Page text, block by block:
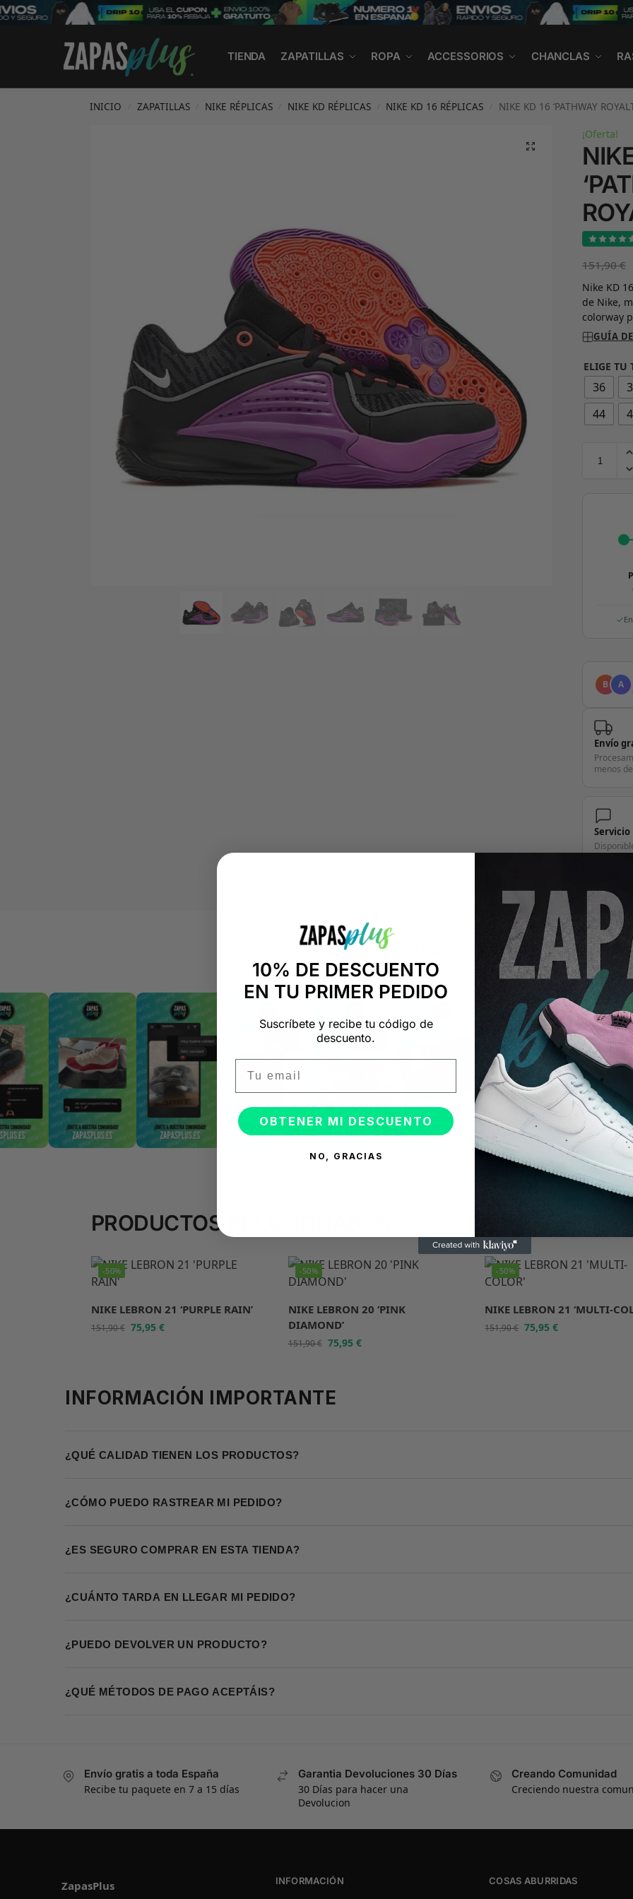
TIENDA ZAPATILLAS ROPA ACCESSORIOS CHANCLAS
Search
INICIO ZAPATILLAS NIKE RÉPLICAS NIKE KD RÉPLICAS NIKE KD 16 RÉPLICAS NIKE KD 16 ‘PATHWAY
¡Oferta!
151,90€
Nike KD
de Nike,
colorway
GUÍA
ELIGE TU
36
44
B A
Envío
menos
Servicio
+14.000 PERSONAS CONFÍAN EN
"Consulta nuestras reseñas y compruébalo tú mismo"
PRODUCTOS RELACIONADOS
-50%
NIKE LEBRON 21 ‘PURPLE RAIN’
151,90€ 75,95 €
-50%
NIKE LEBRON 20 ‘PINK
DIAMOND’
151,90€ 75,95 €
-50%
NIKE LEBRON 21 ‘MULTI-
151,90€ 75,95€
INFORMACIÓN IMPORTANTE
¿QUÉ CALIDAD TIENEN LOS PRODUCTOS?
¿CÓMO PUEDO RASTREAR MI PEDIDO?
¿ES SEGURO COMPRAR EN ESTA TIENDA?
¿CUÁNTO TARDA EN LLEGAR MI PEDIDO?
¿PUEDO DEVOLVER UN PRODUCTO?
¿QUÉ MÉTODOS DE PAGO ACEPTÁIS?
Envío gratis a toda España
Recibe tu paquete en 7 a 15 días
Garantia Devoluciones 30 Días
30 Días para hacer una
Devolucion
Creando Comunidad
Creciendo nuestra
ZapasPlus
INFORMACIÓN COSAS ABURRIDAS
10% DE DESCUENTO
EN TU PRIMER PEDIDO
Suscríbete y recibe tu código de
descuento.
OBTENER MI DESCUENTO
NO, GRACIAS